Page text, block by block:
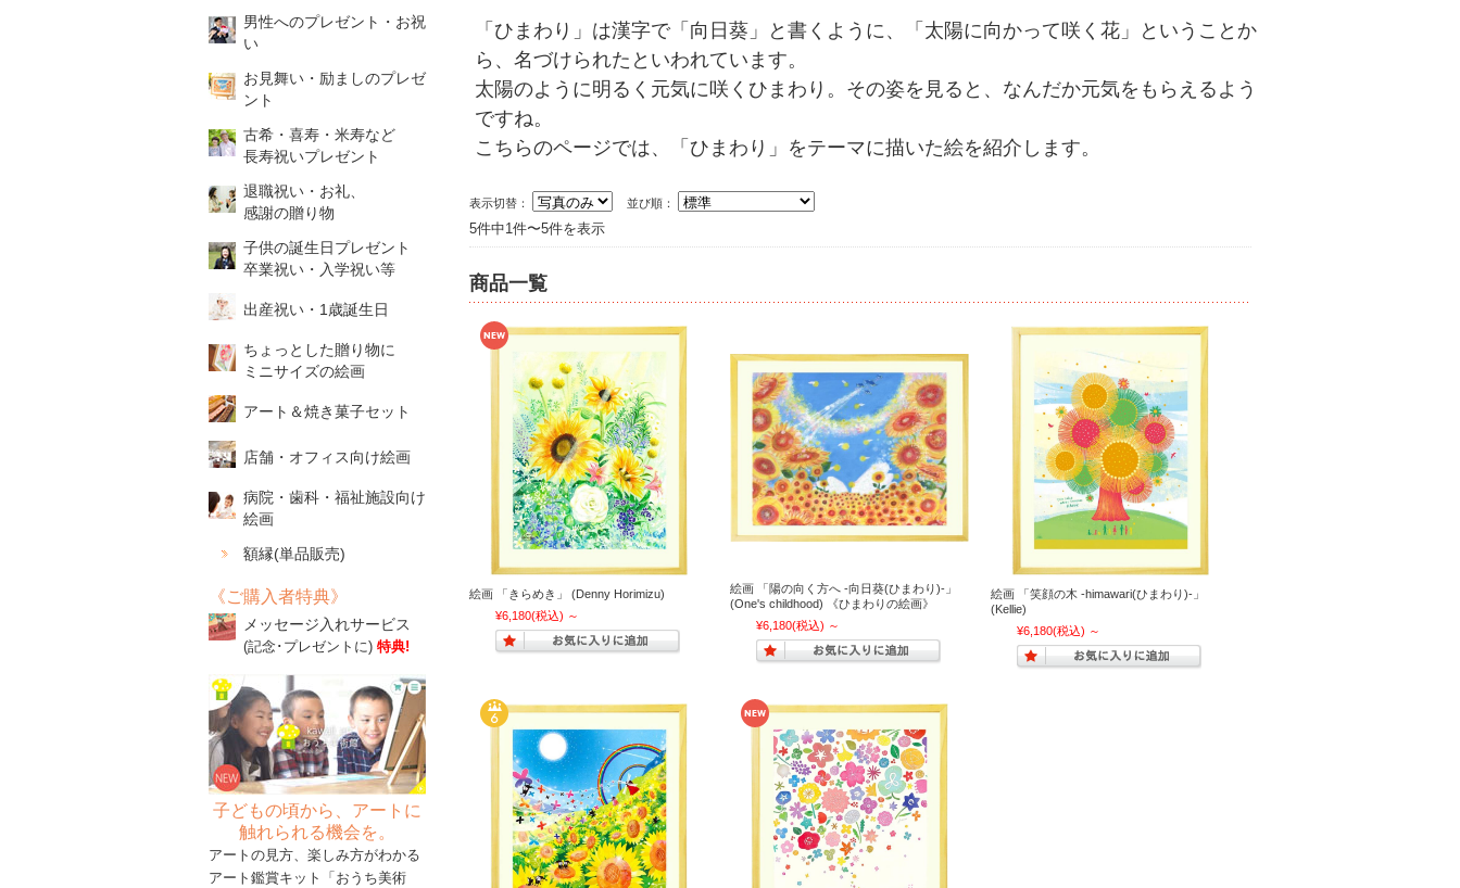
「ひまわり」は漢字で「向日葵」と書くように、「太陽に向かって咲く花」ということか
ら、名づけられたといわれています。
太陽のように明るく元気に咲くひまわり。その姿を見ると、なんだか元気をもらえるよう
ですね。
こちらのページでは、「ひまわり」をテーマに描いた絵を紹介します。
表示切替： 並び順：
5件中1件〜5件を表示
商品一覧
絵画 「きらめき」 (Denny Horimizu)
¥6,180(税込) ～
絵画 「陽の向く方へ ‐向日葵(ひまわり)‐」
(One's childhood) 《ひまわりの絵画》
¥6,180(税込) ～
絵画 「笑顔の木 ‐himawari(ひまわり)‐」
(Kellie)
¥6,180(税込) ～
男性へのプレゼント・お祝
い
お見舞い・励ましのプレゼ
ント
古希・喜寿・米寿など
長寿祝いプレゼント
退職祝い・お礼、
感謝の贈り物
子供の誕生日プレゼント
卒業祝い・入学祝い等
出産祝い・1歳誕生日
ちょっとした贈り物に
ミニサイズの絵画
アート＆焼き菓子セット
店舗・オフィス向け絵画
病院・歯科・福祉施設向け
絵画
額縁(単品販売)
《ご購入者特典》
メッセージ入れサービス
(記念･プレゼントに) 特典!
子どもの頃から、アートに
触れられる機会を。
アートの見方、楽しみ方がわかる
アート鑑賞キット「おうち美術